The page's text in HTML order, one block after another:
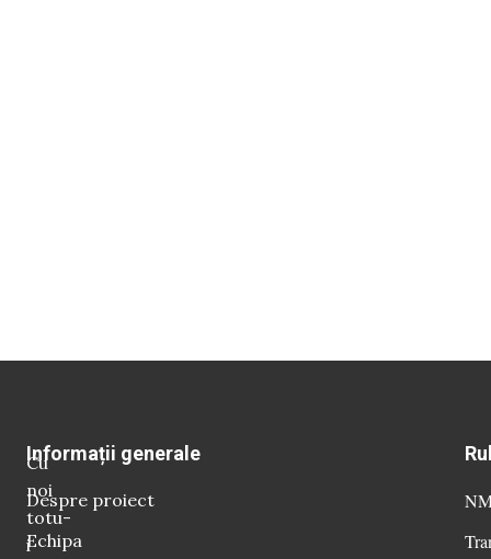
Cu
noi
totu-
i
Informații generale
Despre proiect
Echipa